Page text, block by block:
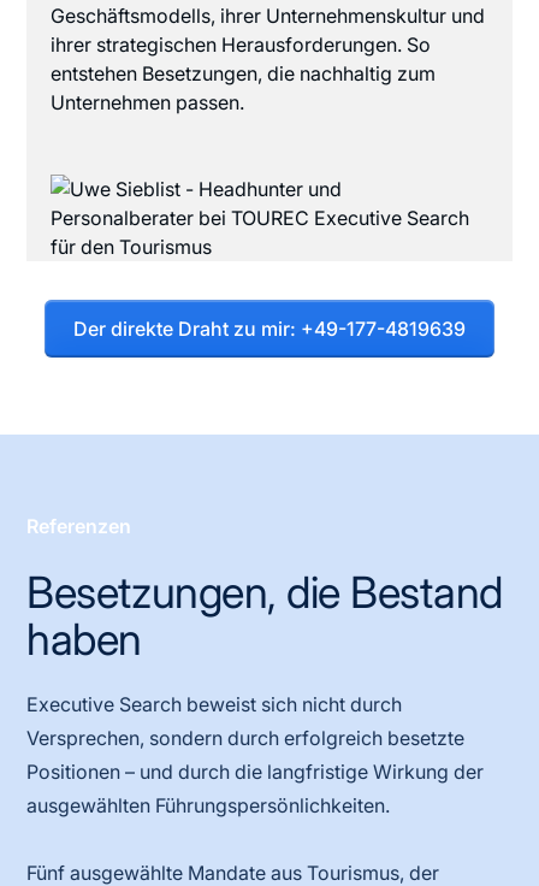
Geschäftsmodells, ihrer Unternehmenskultur und
ihrer strategischen Herausforderungen. So
entstehen Besetzungen, die nachhaltig zum
Unternehmen passen.
Der direkte Draht zu mir: +49-177-4819639
Referenzen
Besetzungen, die Bestand
haben
Executive Search beweist sich nicht durch
Versprechen, sondern durch erfolgreich besetzte
Positionen – und durch die langfristige Wirkung der
ausgewählten Führungspersönlichkeiten.
Fünf ausgewählte Mandate aus Tourismus, der